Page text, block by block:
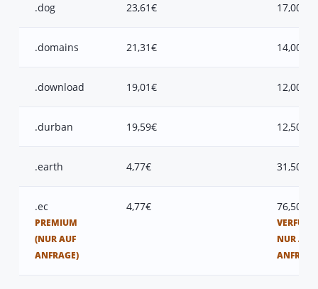
.dog 23,61€ 17,00€
.domains 21,31€ 14,00€
.download 19,01€ 12,00€
.durban 19,59€ 12,50€
.earth 4,77€ 31,50€
.ec
PREMIUM
(NUR AUF
ANFRAGE)
4,77€ 76,50€
NUR AUF